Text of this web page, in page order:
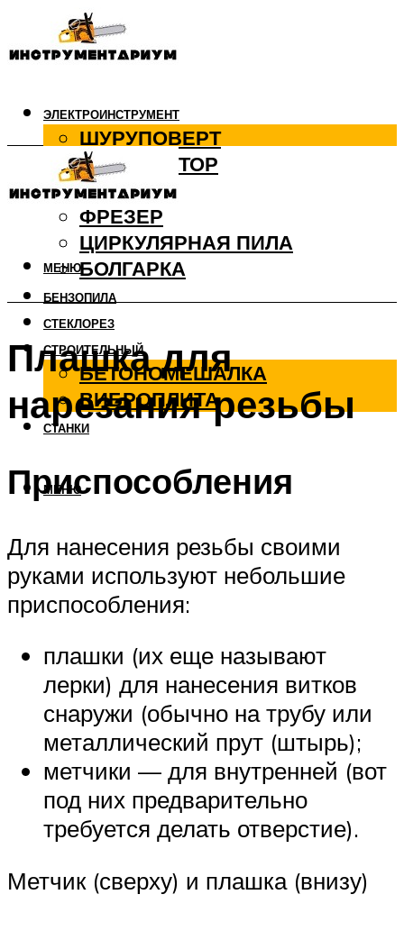
ЭЛЕКТРОИНСТРУМЕНТ
ШУРУПОВЕРТ
ПЕРФОРАТОР
ДРЕЛЬ
ФРЕЗЕР
ЦИРКУЛЯРНАЯ ПИЛА
БОЛГАРКА
БЕНЗОПИЛА
СТЕКЛОРЕЗ
СТРОИТЕЛЬНЫЙ
БЕТОНОМЕШАЛКА
ВИБРОПЛИТА
СТАНКИ
МЕНЮ
МЕНЮ
Плашка для
нарезания резьбы
Приспособления
Для нанесения резьбы своими
руками используют небольшие
приспособления:
плашки (их еще называют
лерки) для нанесения витков
снаружи (обычно на трубу или
металлический прут (штырь);
метчики — для внутренней (вот
под них предварительно
требуется делать отверстие).
Метчик (сверху) и плашка (внизу)